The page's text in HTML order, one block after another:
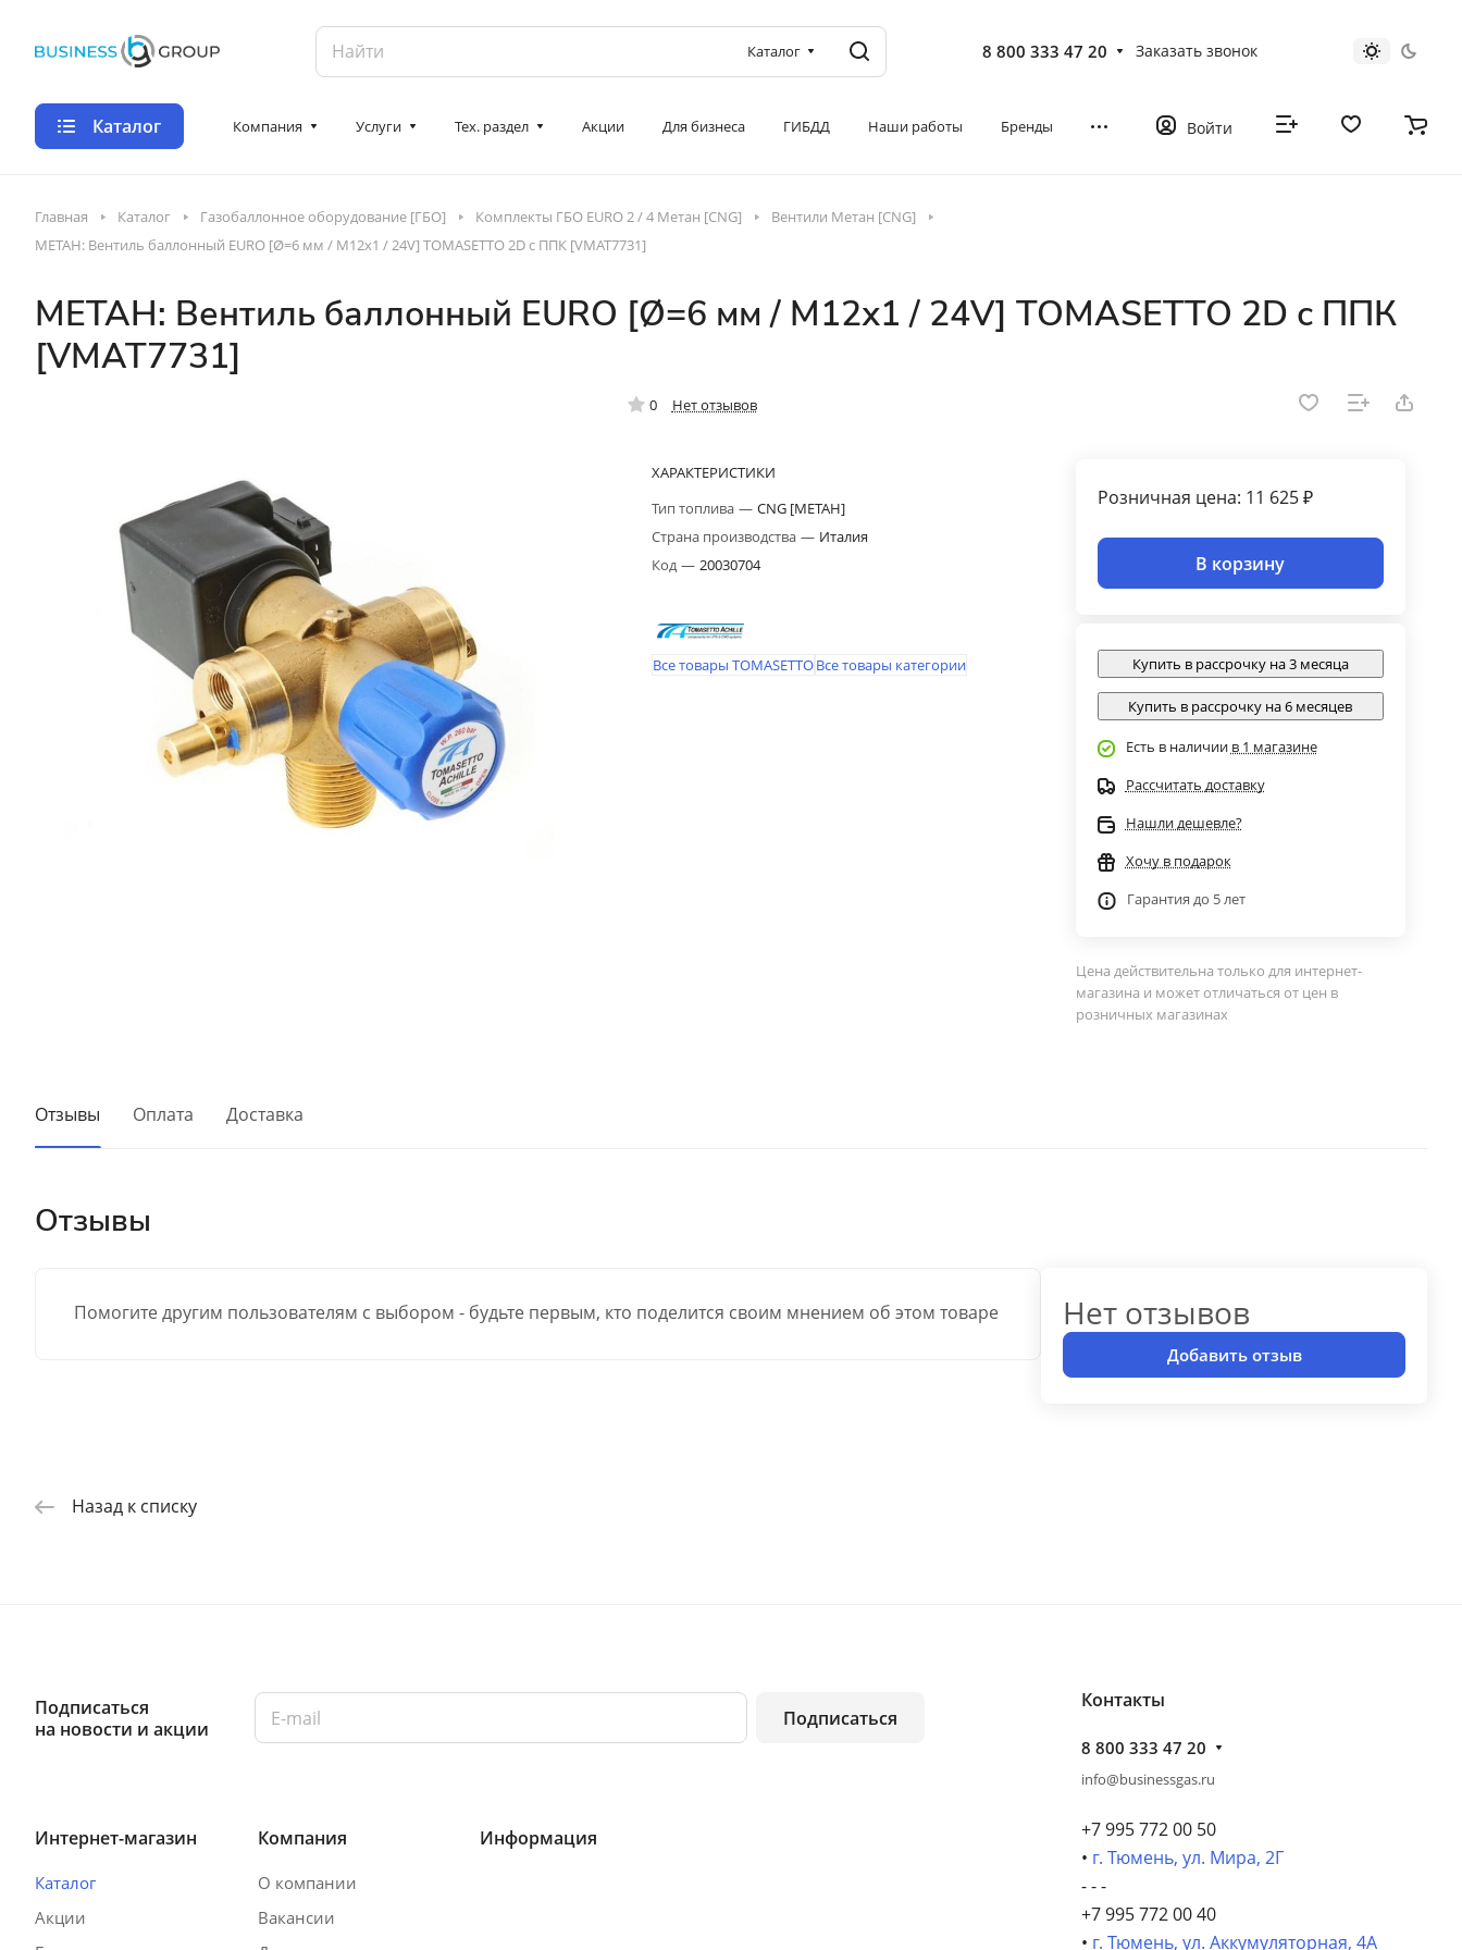
Каталог 8 800 333 47 20 Заказать звонок
Каталог Компания Услуги Тех. раздел Акции Для бизнеса ГИБДД Наши работы Бренды Войти
Главная Каталог Газобаллонное оборудование [ГБО] Комплекты ГБО EURO 2 / 4 Метан [CNG]
Вентили Метан [CNG]
МЕТАН: Вентиль баллонный EURO [Ø=6 мм / M12х1 / 24V] TOMASETTO 2D с ППК [VMAT7731]
МЕТАН: Вентиль баллонный EURO [Ø=6 мм / M12х1 / 24V] TOMASETTO 2D с ППК
[VMAT7731]
0 Нет отзывов
ХАРАКТЕРИСТИКИ
Тип топлива — CNG [МЕТАН]
Страна производства — Италия
Код— 20030704
Все товары TOMASETTOВсе товары категории
Розничная цена: 11 625 ₽
В корзину
Купить в рассрочку на 3 месяца
Купить в рассрочку на 6 месяцев
Есть в наличии в 1 магазине
Рассчитать доставку
Нашли дешевле?
Хочу в подарок
Гарантия до 5 лет
Цена действительна только для интернет-
магазина и может отличаться от цен в
розничных магазинах
Отзывы Оплата Доставка
Отзывы
Помогите другим пользователям с выбором - будьте первым, кто поделится своим мнением об этом товаре Нет отзывов
Добавить отзыв
Назад к списку
Подписаться
на новости и акции
Подписаться
Интернет-магазин
Каталог
Акции
Компания
О компании
Вакансии
Информация
Контакты
8 800 333 47 20
info@businessgas.ru
+7 995 772 00 50
• г. Тюмень, ул. Мира, 2Г
- - -
+7 995 772 00 40
• г. Тюмень, ул. Аккумуляторная, 4А